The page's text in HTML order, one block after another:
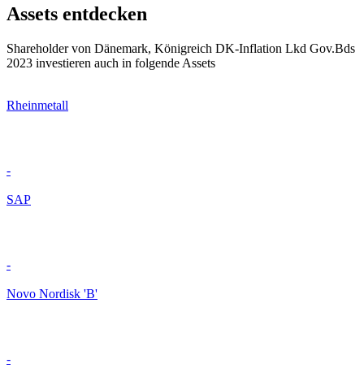
Assets entdecken
Shareholder von Dänemark, Königreich DK-Inflation Lkd Gov.Bds
2023 investieren auch in folgende Assets
Rheinmetall
-
SAP
-
Novo Nordisk 'B'
-